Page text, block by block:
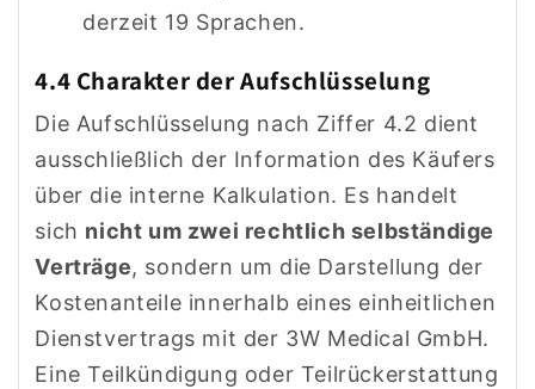
derzeit 19 Sprachen.
4.4 Charakter der Aufschlüsselung
Die Aufschlüsselung nach Ziffer 4.2 dient
ausschließlich der Information des Käufers
über die interne Kalkulation. Es handelt
sich nicht um zwei rechtlich selbständige
Verträge, sondern um die Darstellung der
Kostenanteile innerhalb eines einheitlichen
Dienstvertrags mit der 3W Medical GmbH.
Eine Teilkündigung oder Teilrückerstattung